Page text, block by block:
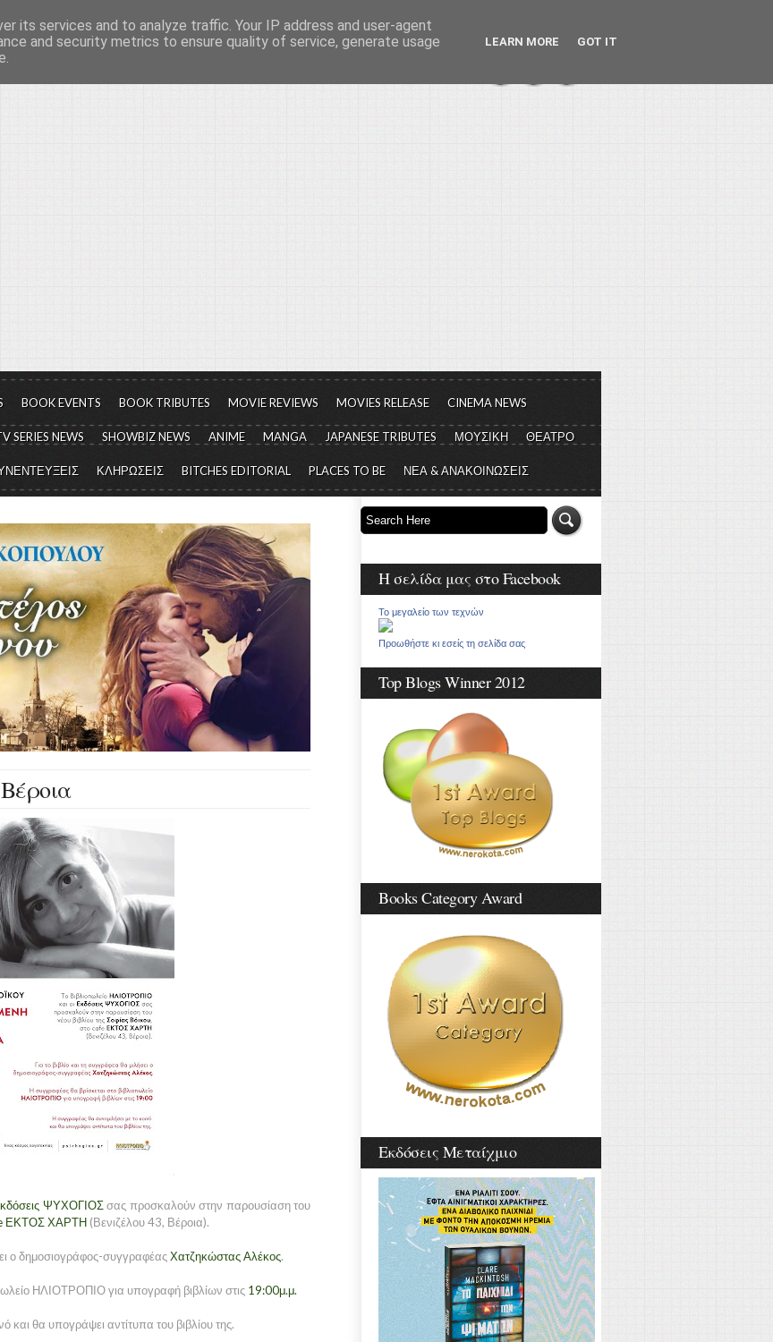
πολιτισμό, σε κάθε του μορφή και έκταση...
BOOK EVENTS BOOK TRIBUTES MOVIE REVIEWS MOVIES RELEASE CINEMA NEWS
SERIES NEWS SHOWBIZ NEWS ANIME MANGA JAPANESE TRIBUTES ΜΟΥΣΙΚΗ ΘΕΑΤΡΟ
ΚΛΗΡΩΣΕΙΣ BITCHES EDITORIAL PLACES TO BE ΝΕΑ & ΑΝΑΚΟΙΝΩΣΕΙΣ
ΨΥΧΟΓΙΟΣσας προσκαλούν στην παρουσίαση του
ΕΚΤΟΣ ΧΑΡΤΗ (Βενιζέλου 43, Βέροια).
ο δημοσιογράφος-συγγραφέαςΧατζηκώστας Αλέκος.
ΗΛΙΟΤΡΟΠΙΟ για υπογραφή βιβλίων στις 19:00μ.μ.
και θα υπογράψει αντίτυπα του βιβλίου της.
Η σελίδα μας στο Facebook
Το μεγαλείο των τεχνών
Προωθήστε κι εσείς τη σελίδα σας
Top Blogs Winner 2012
Books Category Award
Εκδόσεις Μεταίχμιο
its services and to analyze traffic. Your IP address and user-agent
and security metrics to ensure quality of service, generate usage
LEARN MORE GOT IT